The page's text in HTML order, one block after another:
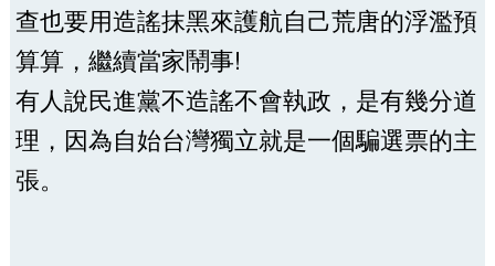
查也要用造謠抹黑來護航自己荒唐的浮濫預
算算，繼續當家鬧事!
有人說民進黨不造謠不會執政，是有幾分道
理，因為自始台灣獨立就是一個騙選票的主
張。